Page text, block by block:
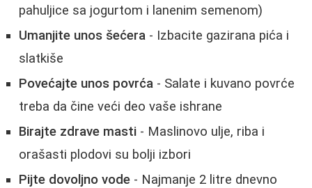
pahuljice sa jogurtom i lanenim semenom)
Umanjite unos šećera - Izbacite gazirana pića i
slatkiše
Povećajte unos povrća - Salate i kuvano povrće
treba da čine veći deo vaše ishrane
Birajte zdrave masti - Maslinovo ulje, riba i
orašasti plodovi su bolji izbori
Pijte dovoljno vode - Najmanje 2 litre dnevno